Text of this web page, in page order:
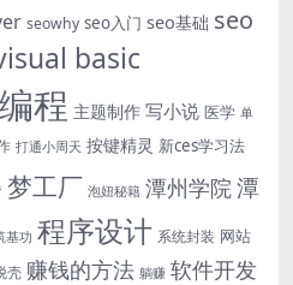
seowhy seo入门 seo基础 seo
basic
程 主题制作 写小说 医学 单
打通小周天 按键精灵 新ces学习法
梦工厂 泡妞秘籍 潭州学院 潭
基功 程序设计 系统封装 网站
壳 赚钱的方法 躺赚 软件开发